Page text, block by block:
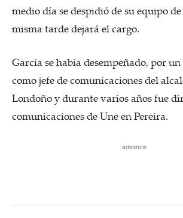
medio día se despidió de su equipo
misma tarde dejará el cargo.
García se había desempeñado, por
como jefe de comunicaciones del
Londoño y durante varios años fue
comunicaciones de Une en Pereira.
adesnce